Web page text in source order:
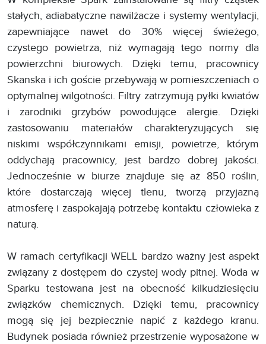
stałych, adiabatyczne nawilżacze i systemy wentylacji,
zapewniające nawet do 30% więcej świeżego,
czystego powietrza, niż wymagają tego normy dla
powierzchni biurowych. Dzięki temu, pracownicy
Skanska i ich goście przebywają w pomieszczeniach o
optymalnej wilgotności. Filtry zatrzymują pyłki kwiatów
i zarodniki grzybów powodujące alergie. Dzięki
zastosowaniu materiałów charakteryzujących się
niskimi współczynnikami emisji, powietrze, którym
oddychają pracownicy, jest bardzo dobrej jakości.
Jednocześnie w biurze znajduje się aż 850 roślin,
które dostarczają więcej tlenu, tworzą przyjazną
atmosferę i zaspokajają potrzebę kontaktu człowieka z
naturą.
W ramach certyfikacji WELL bardzo ważny jest aspekt
związany z dostępem do czystej wody pitnej. Woda w
Sparku testowana jest na obecność kilkudziesięciu
związków chemicznych. Dzięki temu, pracownicy
mogą się jej bezpiecznie napić z każdego kranu.
Budynek posiada również przestrzenie wyposażone w